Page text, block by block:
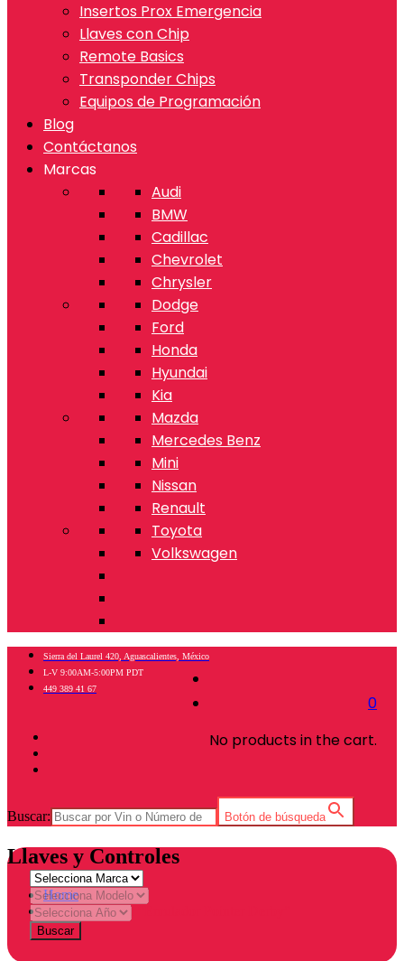
Insertos Prox Emergencia
Llaves con Chip
Remote Basics
Transponder Chips
Equipos de Programación
Blog
Contáctanos
Marcas
Audi
BMW
Cadillac
Chevrolet
Chrysler
Dodge
Ford
Honda
Hyundai
Kia
Mazda
Mercedes Benz
Mini
Nissan
Renault
Toyota
Volkswagen
0
No products in the cart.
Sierra del Laurel 420, Aguascalientes, México
L-V 9:00AM-5:00PM PDT
449 389 41 67
Buscar: Botón de búsqueda
Llaves y Controles
Home
Products tagged “Emulador Pointer Derby”
Buscar